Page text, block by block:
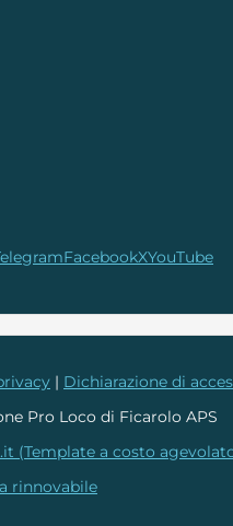
FacebookXYouTube
| Dichiarazione di
Pro Loco di Ficarolo APS
(Template a costo
rinnovabile